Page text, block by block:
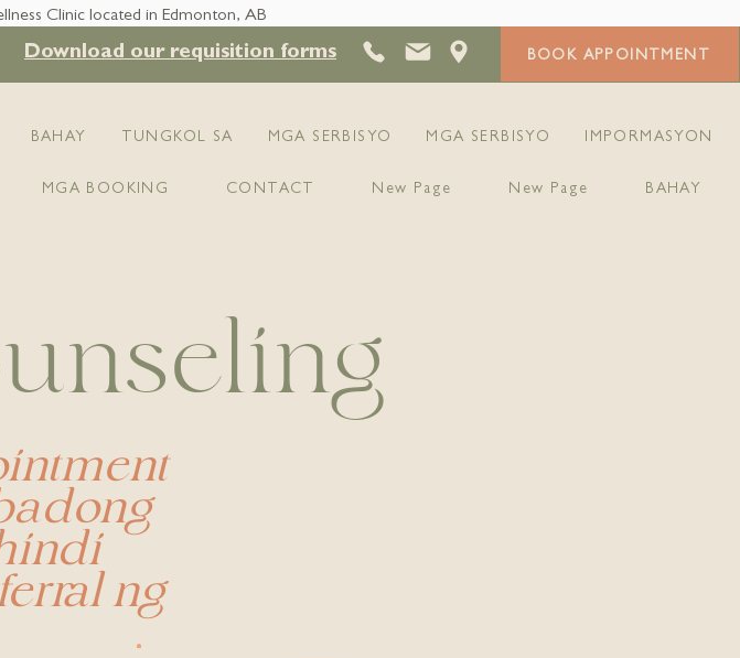
Clinic located in Edmonton, AB
Download our requisition forms BOOK APPOINTMENT
BAHAY TUNGKOL SA MGA SERBISYO MGA SERBISYO IMPORMASYON
MGA BOOKING CONTACT New Page New Page BAHAY
ng